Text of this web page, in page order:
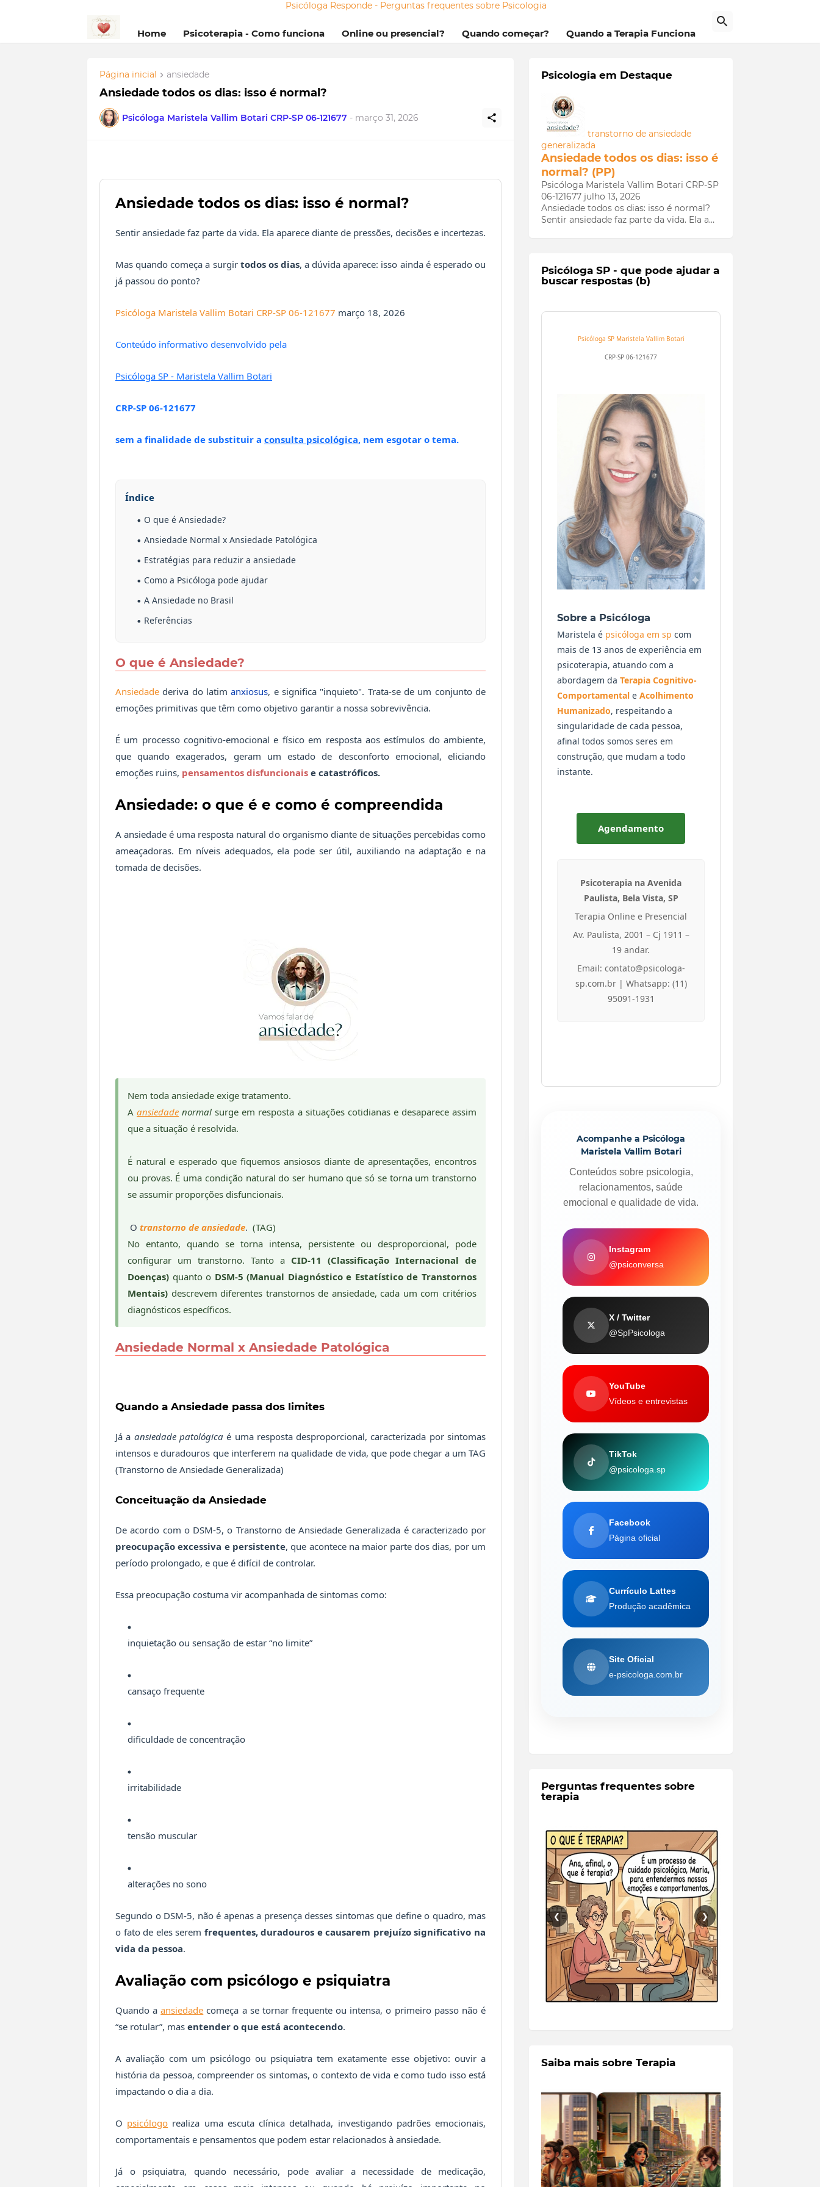
Psicóloga Responde - Perguntas frequentes sobre Psicologia
Home Psicoterapia - Como funciona Online ou presencial? Quando começar? Quando a Terapia Funciona
Página inicial ansiedade
Ansiedade todos os dias: isso é normal?
Psicóloga Maristela Vallim Botari CRP-SP 06-121677 - março 31, 2026
Ansiedade todos os dias: isso é normal?
Sentir ansiedade faz parte da vida. Ela aparece diante de pressões, decisões e incertezas.
Mas quando começa a surgir todos os dias, a dúvida aparece: isso ainda é esperado ou
já passou do ponto?
Psicóloga Maristela Vallim Botari CRP-SP 06-121677 março 18, 2026
Conteúdo informativo desenvolvido pela
Psicóloga SP - Maristela Vallim Botari
CRP-SP 06-121677
sem a finalidade de substituir a consulta psicológica, nem esgotar o tema.
Índice
O que é Ansiedade?
Ansiedade Normal x Ansiedade Patológica
Estratégias para reduzir a ansiedade
Como a Psicóloga pode ajudar
A Ansiedade no Brasil
Referências
O que é Ansiedade?
Ansiedade deriva do latimanxiosus, e significa "inquieto". Trata-se de um conjunto de
emoções primitivas que têm como objetivo garantir a nossa sobrevivência.
É um processo cognitivo-emocional e físico em resposta aos estímulos do ambiente,
que quando exagerados, geram um estado de desconforto emocional, eliciando
emoções ruins, pensamentos disfuncionais e catastróficos.
Ansiedade: o que é e como é compreendida
A ansiedade é uma resposta natural do organismo diante de situações percebidas como
ameaçadoras. Em níveis adequados, ela pode ser útil, auxiliando na adaptação e na
tomada de decisões.
Nem toda ansiedade exige tratamento.
Aansiedade normal surge em resposta a situações cotidianas e desaparece assim
que a situação é resolvida.
É natural e esperado que fiquemos ansiosos diante de apresentações, encontros
ou provas. É uma condição natural do ser humano que só se torna um transtorno
se assumir proporções disfuncionais.
O transtorno de ansiedade. (TAG)
No entanto, quando se torna intensa, persistente ou desproporcional, pode
configurar um transtorno. Tanto a CID-11 (Classificação Internacional de
Doenças) quanto o DSM-5 (Manual Diagnóstico e Estatístico de Transtornos
Mentais) descrevem diferentes transtornos de ansiedade, cada um com critérios
diagnósticos específicos.
Ansiedade Normal x Ansiedade Patológica
Quando a Ansiedade passa dos limites
Já a ansiedade patológicaé uma resposta desproporcional, caracterizada por sintomas
intensos e duradouros que interferem na qualidade de vida, que pode chegar a um TAG
(Transtorno de Ansiedade Generalizada)
Conceituação da Ansiedade
De acordo com o DSM-5, o Transtorno de Ansiedade Generalizada é caracterizado por
preocupação excessiva e persistente, que acontece na maior parte dos dias, por um
período prolongado, e que é difícil de controlar.
Essa preocupação costuma vir acompanhada de sintomas como:
inquietação ou sensação de estar “no limite”
cansaço frequente
dificuldade de concentração
irritabilidade
tensão muscular
alterações no sono
Segundo o DSM-5, não é apenas a presença desses sintomas que define o quadro, mas
o fato de eles serem frequentes, duradouros e causarem prejuízo significativo na
vida da pessoa.
Avaliação com psicólogo e psiquiatra
Quando aansiedade começa a se tornar frequente ou intensa, o primeiro passo não é
“se rotular”, mas entender o que está acontecendo.
A avaliação com um psicólogo ou psiquiatra tem exatamente esse objetivo: ouvir a
história da pessoa, compreender os sintomas, o contexto de vida e como tudo isso está
impactando o dia a dia.
O psicólogo realiza uma escuta clínica detalhada, investigando padrões emocionais,
comportamentais e pensamentos que podem estar relacionados à ansiedade.
Já o psiquiatra, quando necessário, pode avaliar a necessidade de medicação,
Psicologia em Destaque
transtorno de ansiedade
generalizada
Ansiedade todos os dias: isso é
normal? (PP)
Psicóloga Maristela Vallim Botari CRP-SP
06-121677 julho 13, 2026
Ansiedade todos os dias: isso é normal?
Sentir ansiedade faz parte da vida. Ela a…
Psicóloga SP - que pode ajudar a
buscar respostas (b)
Psicóloga SP Maristela Vallim Botari
CRP-SP 06-121677
Sobre a Psicóloga
Maristela é psicóloga em sp com
mais de 13 anos de experiência em
psicoterapia, atuando com a
abordagem da Terapia Cognitivo-
Comportamental e Acolhimento
Humanizado, respeitando a
singularidade de cada pessoa,
afinal todos somos seres em
construção, que mudam a todo
instante.
Agendamento
Psicoterapia na Avenida
Paulista, Bela Vista, SP
Terapia Online e Presencial
Av. Paulista, 2001 – Cj 1911 –
19 andar.
Email: contato@psicologa-
sp.com.br | Whatsapp: (11)
95091-1931
Acompanhe a Psicóloga
Maristela Vallim Botari
Conteúdos sobre psicologia,
relacionamentos, saúde
emocional e qualidade de vida.
Instagram
@psiconversa
X / Twitter
@SpPsicologa
YouTube
Vídeos e entrevistas
TikTok
@psicologa.sp
Facebook
Página oficial
Currículo Lattes
Produção acadêmica
Site Oficial
e-psicologa.com.br
Perguntas frequentes sobre
terapia
❮ ❯
Saiba mais sobre Terapia